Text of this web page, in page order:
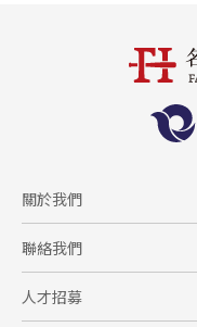
關於我們
聯絡我們
人才招募